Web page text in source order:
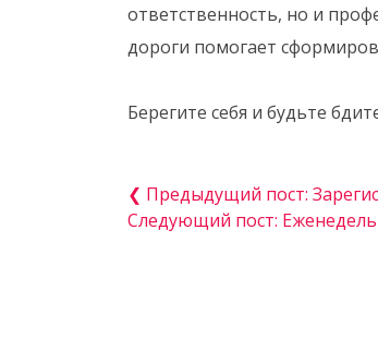
ответственность, но и
дороги помогает
Берегите себя и будьте
❮ Предыдущий пост:
Следующий пост: